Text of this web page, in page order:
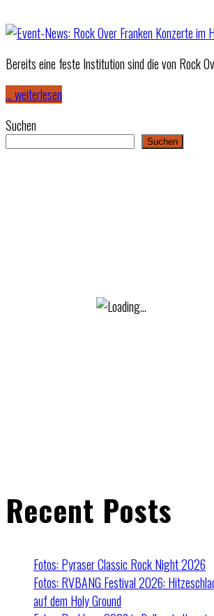
Bereits eine feste Institution sind die von Rock
… weiterlesen
Suchen
Suchen
Recent Posts
Fotos: Pyraser Classic Rock Night 2026
Fotos: RVBANG Festival 2026:
auf dem Holy Ground